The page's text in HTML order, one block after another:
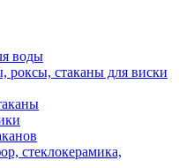
воды
стаканы для виски
стеклокерамика,